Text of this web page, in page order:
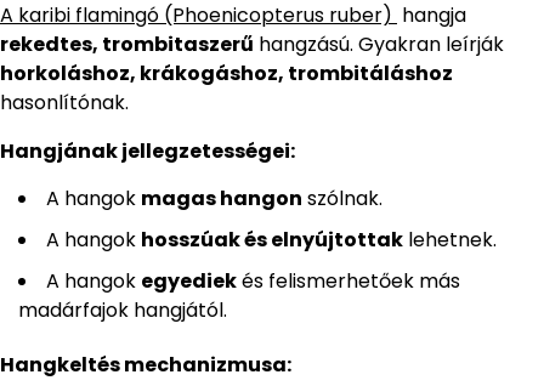
A karibi flamingó (Phoenicopterus ruber) hangja
rekedtes, trombitaszerű hangzású. Gyakran leírják
horkoláshoz, krákogáshoz, trombitáláshoz
hasonlítónak.
Hangjának jellegzetességei:
A hangok magas hangon szólnak.
A hangok hosszúak és elnyújtottak lehetnek.
A hangok egyediekés felismerhetőek más
madárfajok hangjától.
Hangkeltés mechanizmusa: